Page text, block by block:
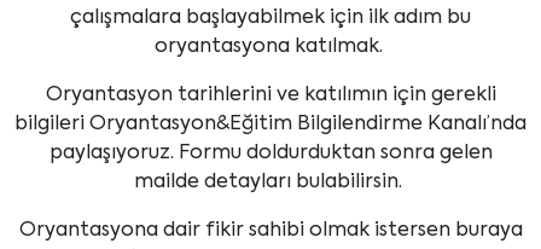
çalışmalara başlayabilmek için ilk adım bu
oryantasyona katılmak.
Oryantasyon tarihlerini ve katılımın için gerekli
bilgileri Oryantasyon&Eğitim Bilgilendirme Kanalı’nda
paylaşıyoruz. Formu doldurduktan sonra gelen
mailde detayları bulabilirsin.
Oryantasyona dair fikir sahibi olmak istersen buraya